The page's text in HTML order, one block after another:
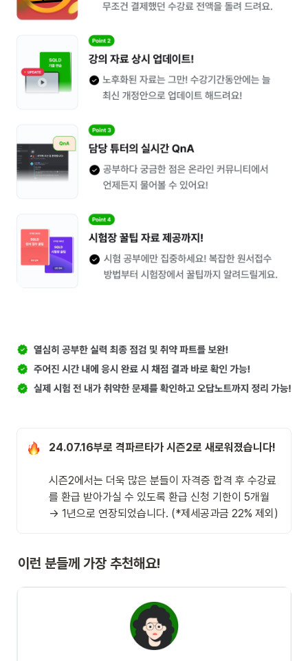
24.07.16부로 격파르타가 시즌2로 새로워졌습니다!
시즌2에서는 더욱 많은 분들이 자격증 합격 후 수강료
를 환급 받아가실 수 있도록 환급 신청 기한이 5개월
이런 분들께 가장 추천해요!